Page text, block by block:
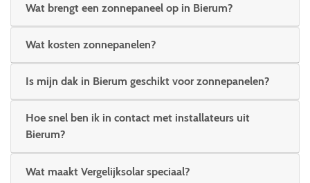
Wat brengt een zonnepaneel op in Bierum?
Wat kosten zonnepanelen?
Is mijn dak in Bierum geschikt voor zonnepanelen?
Hoe snel ben ik in contact met installateurs uit
Bierum?
Wat maakt Vergelijksolar speciaal?